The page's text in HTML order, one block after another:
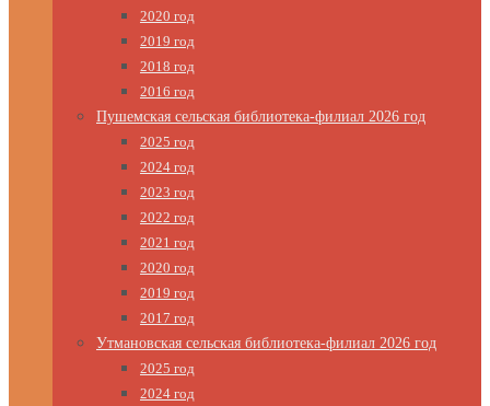
2020 год
2019 год
2018 год
2016 год
Пушемская сельская библиотека-филиал 2026 год
2025 год
2024 год
2023 год
2022 год
2021 год
2020 год
2019 год
2017 год
Утмановская сельская библиотека-филиал 2026 год
2025 год
2024 год